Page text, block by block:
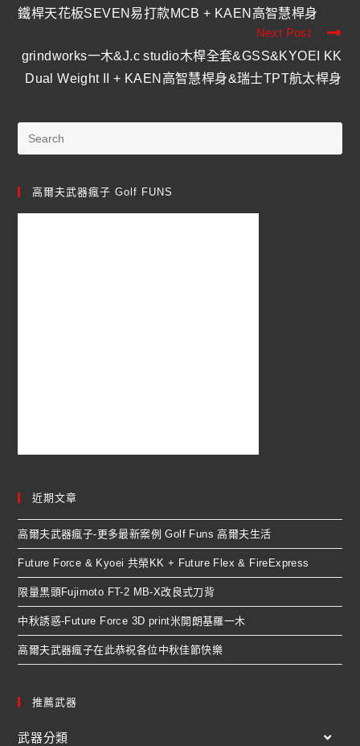
鐵桿天花板SEVEN易打款MCB + KAEN高智慧桿身
Next Post
grindworks一木&J.c studio木桿全套&GSS&KYOEI KK
Dual Weight II + KAEN高智慧桿身&瑞士TPT航太桿身
高爾夫武器瘋子 Golf FUNS
近期文章
高爾夫武器瘋子-更多最新案例 Golf Funs 高爾夫生活
Future Force & Kyoei 共榮KK + Future Flex & FireExpress
限量黑頭Fujimoto FT-2 MB-X改良式刀背
中秋誘惑-Future Force 3D print米開朗基羅一木
高爾夫武器瘋子在此恭祝各位中秋佳節快樂
推薦武器
武器分類